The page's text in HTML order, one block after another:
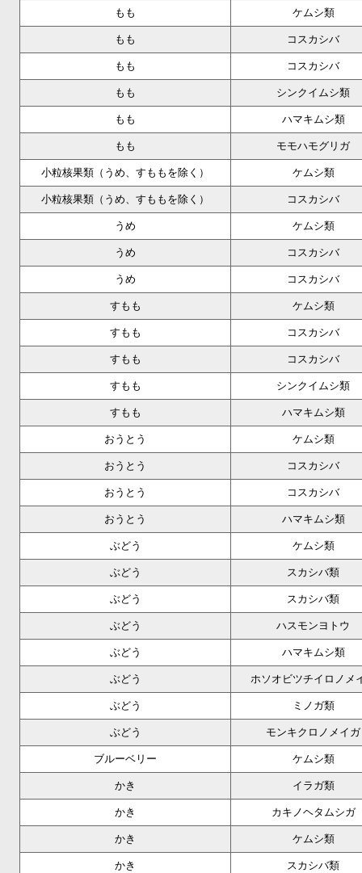
もも ケムシ類
もも コスカシバ
もも コスカシバ
もも シンクイムシ類
もも ハマキムシ類
もも モモハモグリガ
小粒核果類（うめ、すももを除く） ケムシ類
小粒核果類（うめ、すももを除く） コスカシバ
うめ ケムシ類
うめ コスカシバ
うめ コスカシバ
すもも ケムシ類
すもも コスカシバ
すもも コスカシバ
すもも シンクイムシ類
すもも ハマキムシ類
おうとう ケムシ類
おうとう コスカシバ
おうとう コスカシバ
おうとう ハマキムシ類
ぶどう ケムシ類
ぶどう スカシバ類
ぶどう スカシバ類
ぶどう ハスモンヨトウ
ぶどう ハマキムシ類
ぶどう ホソオビツチイロノメ
ぶどう ミノガ類
ぶどう モンキクロノメイガ
ブルーベリー ケムシ類
かき イラガ類
かき カキノヘタムシガ
かき ケムシ類
かき スカシバ類